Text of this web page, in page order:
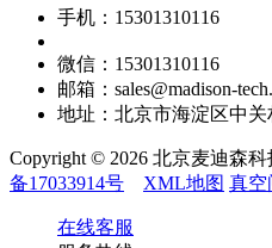
手机：15301310116
微信：15301310116
邮箱：sales@madison-
地址：北京市海淀区中
Copyright © 2026 北京麦迪森
备17033914号
XML地图 真空
在线客服